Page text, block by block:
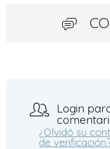
Login
¿Olvidó su
de